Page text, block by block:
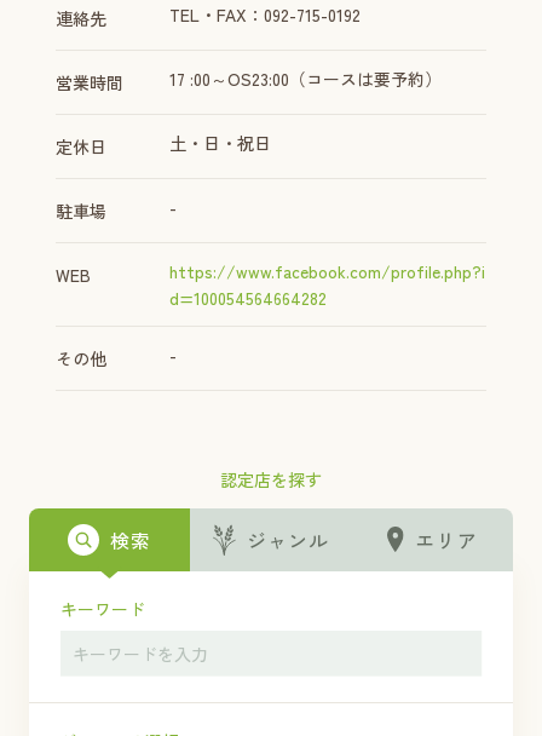
認定店を探す
検索 ジャンル エリア
キーワード
連絡先 TEL・FAX：092-715-0192
営業時間 17 :00～OS23:00（コースは要予約）
定休日 土・日・祝日
駐車場 -
WEB
https://www.facebook.com/profile.php?i
d=100054564664282
その他 -